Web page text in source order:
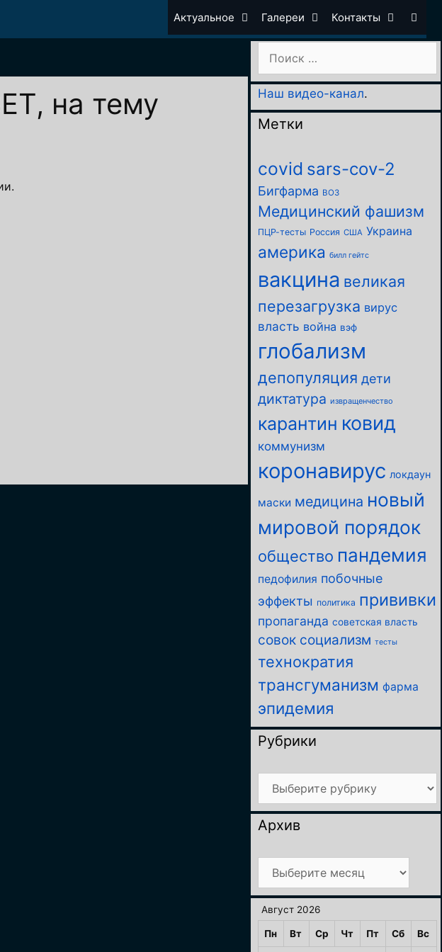
Актуальное Галереи Контакты
на тему
Наш видео-канал.
Метки
covid sars-cov-2
Бигфарма ВОЗ
Медицинский фашизм
ПЦР-тесты Россия США Украина
америка билл гейтс
вакцина великая
перезагрузка вирус
власть война вэф
глобализм
депопуляция дети
диктатура извращенчество
карантин ковид
коммунизм
коронавирус локдаун
маски медицина новый
мировой порядок
общество пандемия
педофилия побочные
эффекты политика прививки
пропаганда советская власть
совок социализм тесты
технократия
трансгуманизм фарма
эпидемия
Рубрики
Рубрики
Архив
Архив
Август 2026
Пн Вт Ср Чт Пт Сб Вс